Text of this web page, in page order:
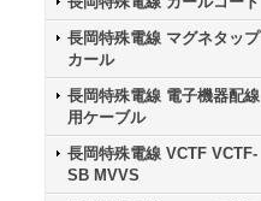
長岡特殊電線 マグネタップ
カール
長岡特殊電線 電子機器配線
用ケーブル
長岡特殊電線 VCTF VCTF-
SB MVVS